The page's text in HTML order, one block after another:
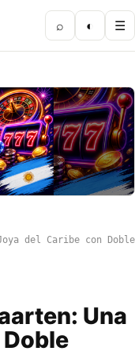
⌕ ◐ ☰
del Caribe con Doble
Una